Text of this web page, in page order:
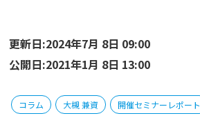
更新日:2024年7月 8日 09:00
公開日:2021年1月 8日 13:00
コラム 大槻 兼資 開催セミナーレポート